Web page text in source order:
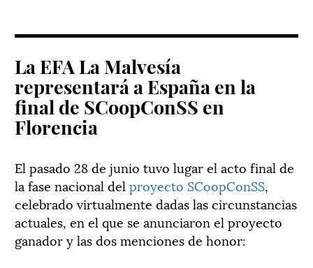
La EFA La Malvesía
representará a España en la
final de SCoopConSS en
Florencia
El pasado 28 de junio tuvo lugar el acto final de
la fase nacional del proyecto SCoopConSS,
celebrado virtualmente dadas las circunstancias
actuales, en el que se anunciaron el proyecto
ganador y las dos menciones de honor: